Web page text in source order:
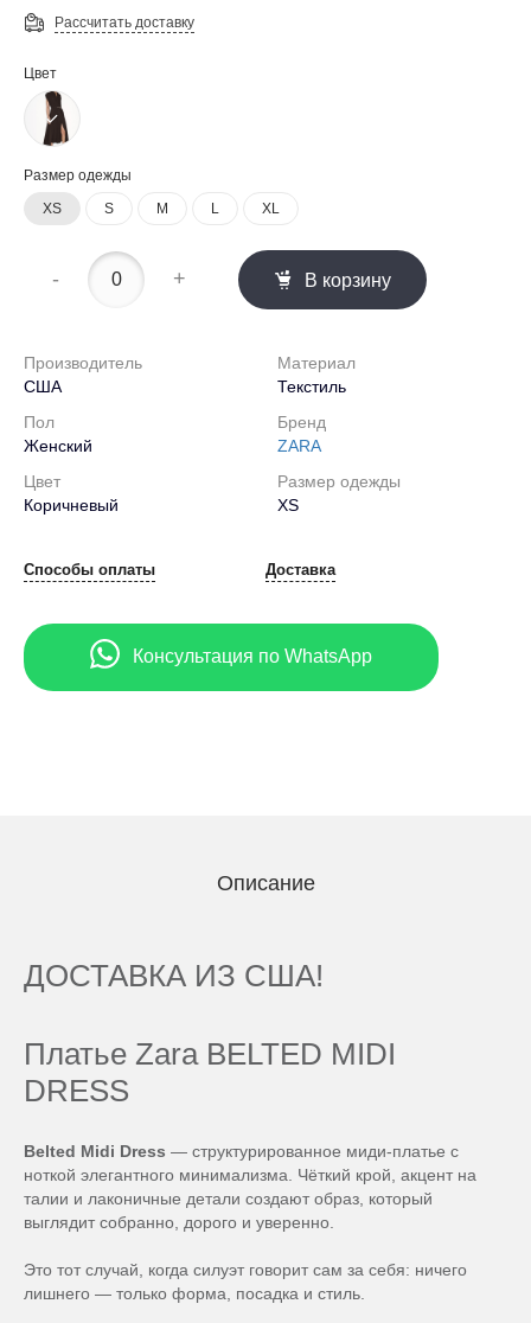
Рассчитать доставку
Цвет
Размер одежды
XS
S M L XL
- + В корзину
Производитель
США
Материал
Текстиль
Пол
Женский
Бренд
ZARA
Цвет
Коричневый
Размер одежды
XS
Способы оплаты Доставка
Консультация по WhatsApp
Описание
ДОСТАВКА ИЗ США!
Платье Zara BELTED MIDI
DRESS
Belted Midi Dress — структурированное миди-платье с
ноткой элегантного минимализма. Чёткий крой, акцент на
талии и лаконичные детали создают образ, который
выглядит собранно, дорого и уверенно.
Это тот случай, когда силуэт говорит сам за себя: ничего
лишнего — только форма, посадка и стиль.